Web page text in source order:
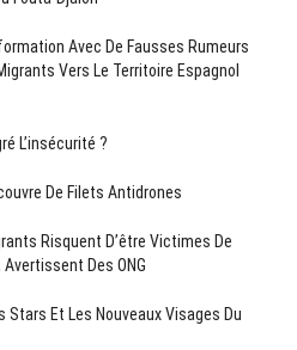
Avec De Fausses Rumeurs
Vers Le Territoire Espagnol
L’insécurité ?
De Filets Antidrones
Risquent D’être Victimes De
Des ONG
Stars Et Les Nouveaux Visages Du